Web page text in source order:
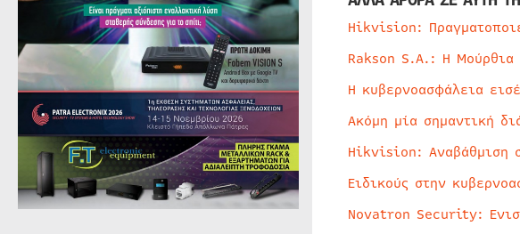
Hikvision:
Rakson S.A.: Η Μούρθια
Η κυβερνοασφάλεια
Ακόμη μία σημαντική
Hikvision: Αναβάθμιση
Ειδικούς στην
Novatron Security: